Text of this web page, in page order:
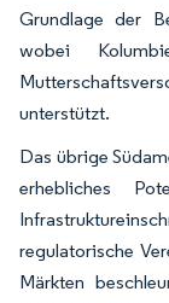
Grundlage der
wobei
unterstützt.
Das übrige
erhebliches
regulatorische
Märkten